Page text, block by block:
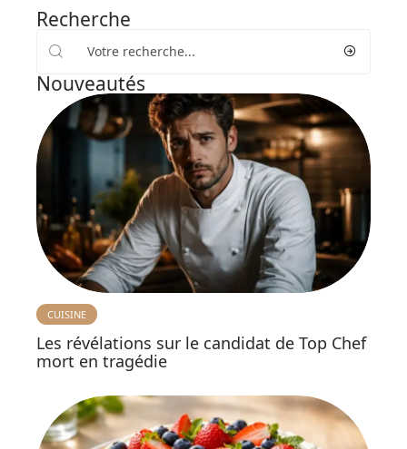
Recherche
Nouveautés
CUISINE
Les révélations sur le candidat de Top Chef
mort en tragédie